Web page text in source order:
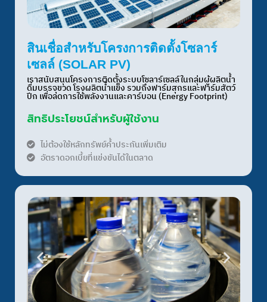
สินเชื่อสำหรับโครงการติดตั้งโซลาร์
เซลล์ (SOLAR PV)
เราสนับสนุนโครงการติดตั้งระบบโซลาร์เซลล์ในกลุ่มผู้ผลิตน้ำ
ดื่มบรรจุขวด โรงผลิตน้ำแข็ง รวมถึงฟาร์มสุกรและฟาร์มสัตว์
ปีก เพื่อลดการใช้พลังงานและคาร์บอน (Energy Footprint)
สิทธิประโยชน์สำหรับผู้ใช้งาน
ไม่ต้องใช้หลักทรัพย์ค้ำประกันเพิ่มเติม
อัตราดอกเบี้ยที่แข่งขันได้ในตลาด